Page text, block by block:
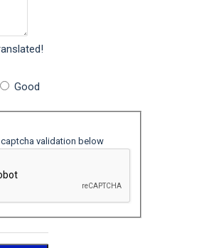
Good
validation below